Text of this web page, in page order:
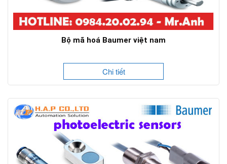
Bộ mã hoá Baumer việt nam
Chi tiết